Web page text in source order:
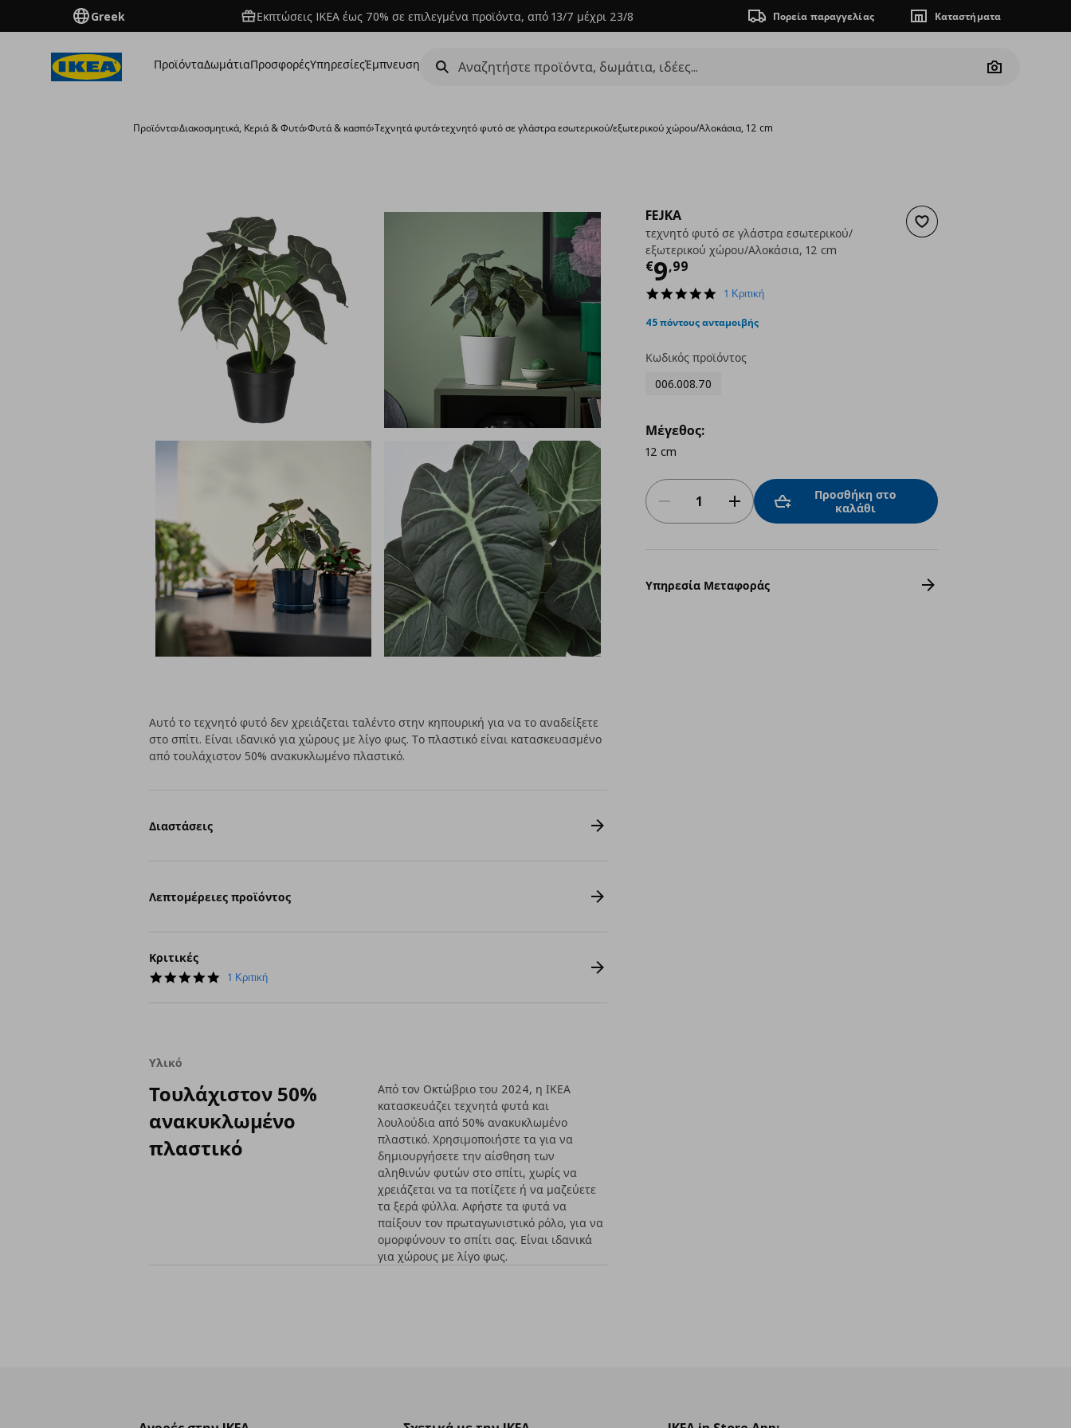
Greek Εκπτώσεις IKEA έως 70% σε επιλεγμένα προϊόντα, από 13/7 μέχρι 23/8 Πορεία παραγγελίας Καταστήματα
ΠροϊόνταΔωμάτιαΠροσφορέςΥπηρεσίεςΈμπνευση
Camera
Προϊόντα›Διακοσμητικά, Κεριά & Φυτά›Φυτά & κασπό›Τεχνητά φυτά›τεχνητό φυτό σε γλάστρα εσωτερικού/εξωτερικού χώρου/Αλοκάσια, 12 cm
Προσθήκη στα αγαπημένα
FEJKA
τεχνητό φυτό σε γλάστρα εσωτερικού/
εξωτερικού χώρου/Αλοκάσια, 12 cm
€9,99
Τρέχουσα τιμή
5.0
rating
1 Κριτική
45 πόντους ανταμοιβής
Κωδικός προϊόντος
006.008.70
Μέγεθος:
12 cm
Προσθήκη στο
καλάθι
Υπηρεσία Μεταφοράς
Αυτό το τεχνητό φυτό δεν χρειάζεται ταλέντο στην κηπουρική για να το αναδείξετε
στο σπίτι. Είναι ιδανικό για χώρους με λίγο φως. Το πλαστικό είναι κατασκευασμένο
από τουλάχιστον 50% ανακυκλωμένο πλαστικό.
Διαστάσεις
Λεπτομέρειες προϊόντος
Κριτικές
5.0
1 Κριτική
Υλικό
Τουλάχιστον 50%
ανακυκλωμένο
πλαστικό
Από τον Οκτώβριο του 2024, η ΙΚΕΑ
κατασκευάζει τεχνητά φυτά και
λουλούδια από 50% ανακυκλωμένο
πλαστικό. Χρησιμοποιήστε τα για να
δημιουργήσετε την αίσθηση των
αληθινών φυτών στο σπίτι, χωρίς να
χρειάζεται να τα ποτίζετε ή να μαζεύετε
τα ξερά φύλλα. Αφήστε τα φυτά να
παίξουν τον πρωταγωνιστικό ρόλο, για να
ομορφύνουν το σπίτι σας. Είναι ιδανικά
για χώρους με λίγο φως.